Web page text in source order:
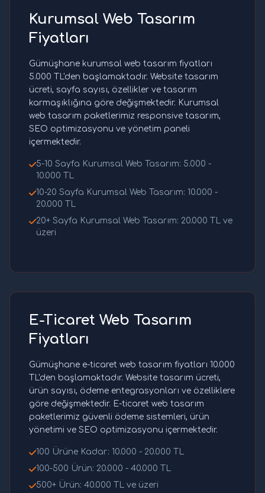
Kurumsal Web Tasarım
Fiyatları
Gümüşhane kurumsal web tasarım fiyatları
5.000 TL'den başlamaktadır. Website tasarım
ücreti, sayfa sayısı, özellikler ve tasarım
karmaşıklığına göre değişmektedir. Kurumsal
web tasarım paketlerimiz responsive tasarım,
SEO optimizasyonu ve yönetim paneli
içermektedir.
5-10 Sayfa Kurumsal Web Tasarım: 5.000 -
10.000 TL
10-20 Sayfa Kurumsal Web Tasarım: 10.000 -
20.000 TL
20+ Sayfa Kurumsal Web Tasarım: 20.000 TL ve
üzeri
E-Ticaret Web Tasarım
Fiyatları
Gümüşhane e-ticaret web tasarım fiyatları 10.000
TL'den başlamaktadır. Website tasarım ücreti,
ürün sayısı, ödeme entegrasyonları ve özelliklere
göre değişmektedir. E-ticaret web tasarım
paketlerimiz güvenli ödeme sistemleri, ürün
yönetimi ve SEO optimizasyonu içermektedir.
100 Ürüne Kadar: 10.000 - 20.000 TL
100-500 Ürün: 20.000 - 40.000 TL
500+ Ürün: 40.000 TL ve üzeri